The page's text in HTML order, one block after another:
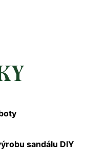
sandálu DIY